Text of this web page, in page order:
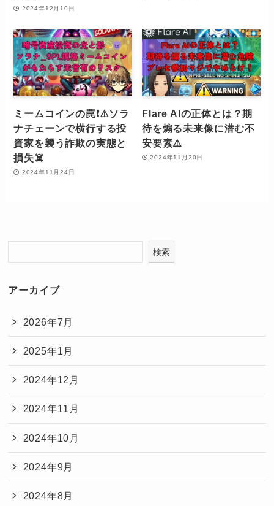
2024年12月10日
ミームコインの罠❗️⚠️ソラ
ナチェーンで横行する投
資家を襲う詐欺の実態と
損失☠️
2024年11月24日
Flare AIの正体とは？期
待を煽る未来像に潜む不
安要素⚠️
2024年11月20日
検索
アーカイブ
2026年7月
2025年1月
2024年12月
2024年11月
2024年10月
2024年9月
2024年8月